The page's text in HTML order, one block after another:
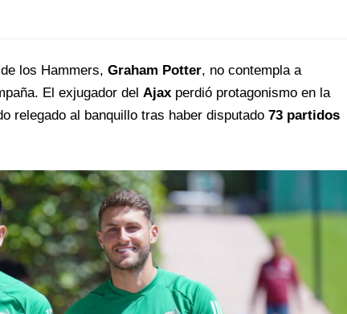
los Hammers, Graham Potter, no contempla a
El exjugador del Ajaxperdió protagonismo en la
relegado al banquillo tras haber disputado 73 partidos